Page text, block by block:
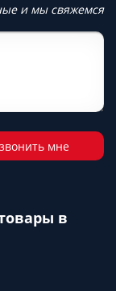
и мы свяжемся
мне
в